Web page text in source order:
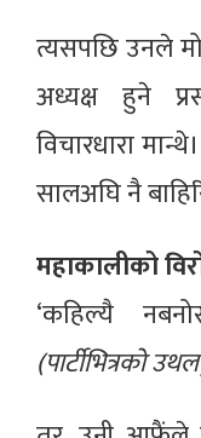
त्यसपछि उनले
अध्यक्ष हुने
विचारधारा
सालअघि नै
महाकालीको
‘कहिल्यै
(पार्टीभित्रको